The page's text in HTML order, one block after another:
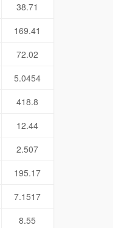
38.71
169.41
72.02
5.0454
418.8
12.44
2.507
195.17
7.1517
8.55